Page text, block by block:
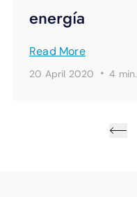
energía
Read More
20 April 2020 ·4 min.